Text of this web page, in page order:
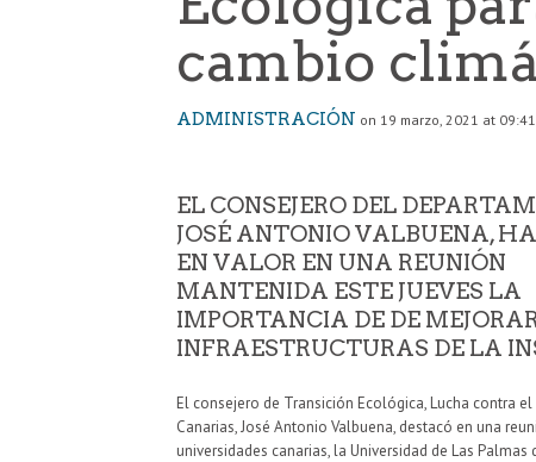
cambio
ADMINISTRACIÓN on 19 marzo, 2021 at 09:41
EL CONSEJERO DEL
JOSÉ ANTONIO VALBUENA,
EN VALOR EN UNA REUNIÓN
MANTENIDA ESTE JUEVES LA
IMPORTANCIA DE DE
INFRAESTRUCTURAS DE LA
El consejero de Transición Ecológica, Lucha contra
Canarias, José Antonio Valbuena, destacó en una
universidades canarias, la Universidad de Las Palmas